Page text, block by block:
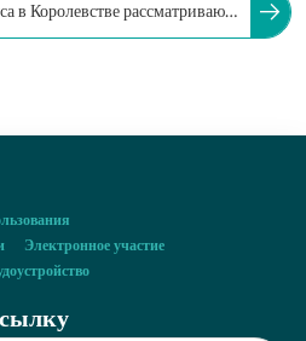
в Королевстве рассматривают
Электронное участие